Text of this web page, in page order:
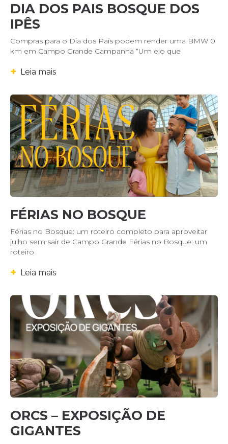
DIA DOS PAIS BOSQUE DOS
IPÊS
Compras para o Dia dos Pais podem render uma BMW 0
km em Campo Grande Campanha “Um elo que
+ Leia mais
FÉRIAS NO BOSQUE
Férias no Bosque: um roteiro completo para aproveitar
julho sem sair de Campo Grande Férias no Bosque: um
roteiro
+ Leia mais
ORCS – EXPOSIÇÃO DE
GIGANTES